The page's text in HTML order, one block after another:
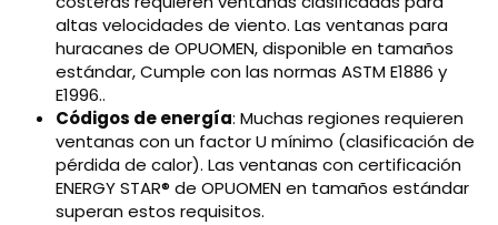
altas velocidades de viento. Las ventanas para
huracanes de OPUOMEN, disponible en tamaños
estándar, Cumple con las normas ASTM E1886 y
E1996..
Códigos de energía: Muchas regiones requieren
ventanas con un factor U mínimo (clasificación de
pérdida de calor). Las ventanas con certificación
ENERGY STAR® de OPUOMEN en tamaños estándar
superan estos requisitos.